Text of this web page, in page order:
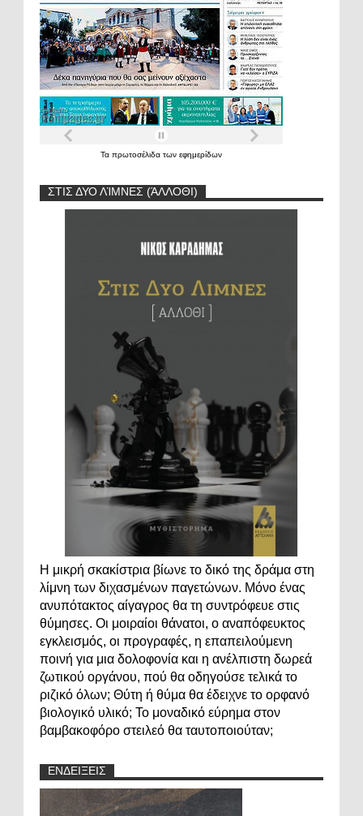
Τα πρωτοσέλιδα των εφημερίδων
ΣΤΙΣ ΔΥΟ ΛΊΜΝΕΣ (ΆΛΛΟΘΙ)
Η μικρή σκακίστρια βίωνε το δικό της δράμα στη
λίμνη των διχασμένων παγετώνων. Μόνο ένας
ανυπότακτος αίγαγρος θα τη συντρόφευε στις
θύμησες. Οι μοιραίοι θάνατοι, ο αναπόφευκτος
εγκλεισμός, οι προγραφές, η επαπειλούμενη
ποινή για μια δολοφονία και η ανέλπιστη δωρεά
ζωτικού οργάνου, πού θα οδηγούσε τελικά το
ριζικό όλων; Θύτη ή θύμα θα έδειχνε το ορφανό
βιολογικό υλικό; Το μοναδικό εύρημα στον
βαμβακοφόρο στειλεό θα ταυτοποιούταν;
ΕΝΔΕΙΞΕΙΣ